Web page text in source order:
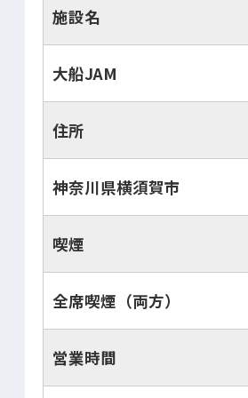
施設名
大船JAM
住所
神奈川県横須賀市
喫煙
全席喫煙（両方）
営業時間